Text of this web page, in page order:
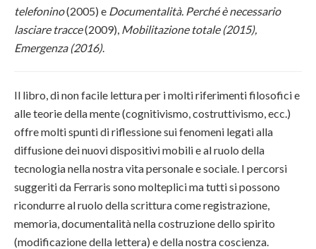
telefonino(2005) e Documentalità. Perché è necessario
lasciare tracce(2009), Mobilitazione totale (2015),
Emergenza (2016).
Il libro, di non facile lettura per i molti riferimenti filosofici e
alle teorie della mente (cognitivismo, costruttivismo, ecc.)
offre molti spunti di riflessione sui fenomeni legati alla
diffusione dei nuovi dispositivi mobili e al ruolo della
tecnologia nella nostra vita personale e sociale. I percorsi
suggeriti da Ferraris sono molteplici ma tutti si possono
ricondurre al ruolo della scrittura come registrazione,
memoria, documentalità nella costruzione dello spirito
(modificazione della lettera) e della nostra coscienza.